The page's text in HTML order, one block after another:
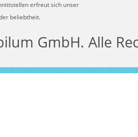
erfreut sich unser
beliebtheit.
GmbH. Alle